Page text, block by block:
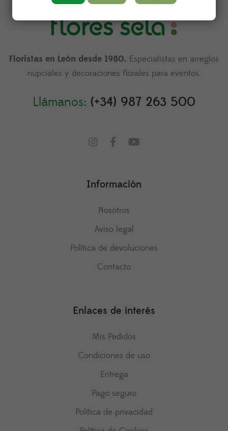
Floristas en León desde 1980. Especialistas en arreglos
nupciales y decoraciones florales para eventos.
Llámanos: (+34) 987 263 500
Información
Nosotros
Aviso legal
Política de devoluciones
Contacto
Enlaces de interés
Mis Pedidos
Condiciones de uso
Entrega
Pago seguro
Política de privacidad